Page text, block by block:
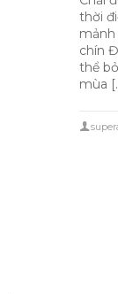
thời
chín
thể
mùa